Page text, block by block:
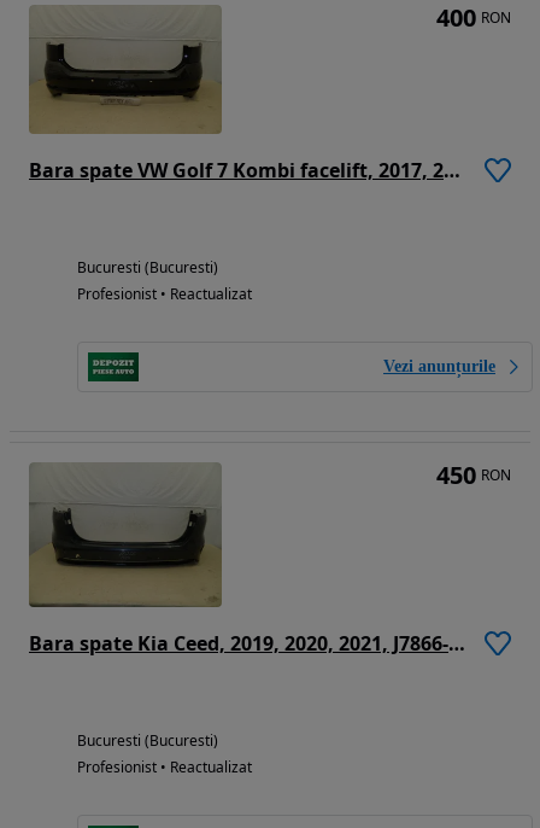
Bara spate VW Golf 7 Kombi facelift, 2017, 2018, 2019, 2020, 5G9807421M
Bucuresti (Bucuresti)
Profesionist • Reactualizat
Vezi anunțurile
400 RON
Bara spate Kia Ceed, 2019, 2020, 2021, J7866-11300
Bucuresti (Bucuresti)
Profesionist • Reactualizat
450 RON